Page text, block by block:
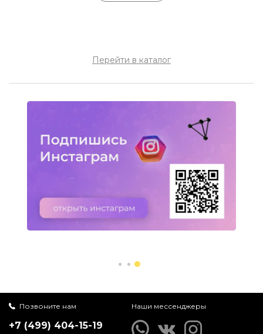
Перейти в каталог
Позвоните нам
+7 (499) 404-15-19
Наши мессенджеры